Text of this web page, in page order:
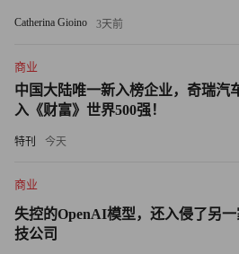
务公司Challenger, Gray and
智能已成为裁员的首要原因，全年
达49135人，几乎与该公司2025年
总数持平。
然而，人工智能创新并非此轮裁员
大量预算投入人工智能基础设施建
为支撑巨额人工智能投入而裁员已
Catherina Gioino 3天前
商业
中国大陆唯一新入榜企业，奇瑞汽
入《财富》世界500强！
特刊 今天
商业
失控的OpenAI模型，还入侵了另
技公司